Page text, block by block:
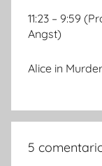
11:23 – 9:59
Angst)
Alice in
5